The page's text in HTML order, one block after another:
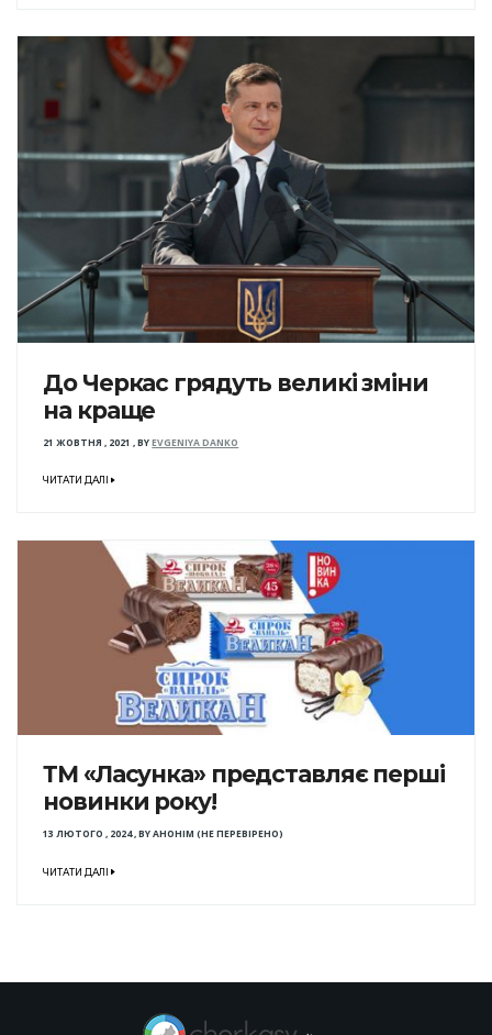
До Черкас грядуть великі зміни
на краще
21 ЖОВТНЯ , 2021 ,BYEVGENIYA DANKO
ЧИТАТИ ДАЛІ
ТМ «Ласунка» представляє перші
новинки року!
13 ЛЮТОГО , 2024,BYАНОНІМ (НЕ ПЕРЕВІРЕНО)
ЧИТАТИ ДАЛІ